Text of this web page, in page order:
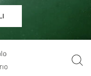
dei prodotti